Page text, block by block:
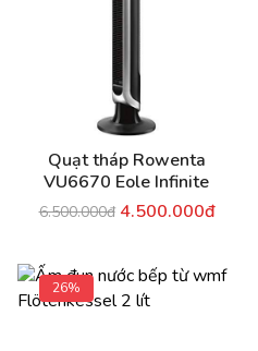
Quạt tháp Rowenta
VU6670 Eole Infinite
6.500.000đ 4.500.000đ
26%